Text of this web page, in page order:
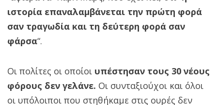
ιστορία επαναλαμβάνεται την πρώτη φορά
σαν τραγωδία και τη δεύτερη φορά σαν
φάρσα“.
Οι πολίτες οι οποίοι υπέστησαν τους 30 νέους
φόρους δεν γελάνε. Οι συνταξιούχοι και όλοι
οι υπόλοιποι που στηθήκαμε στις ουρές δεν